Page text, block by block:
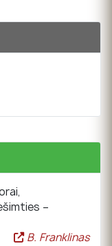
–
B. Franklinas